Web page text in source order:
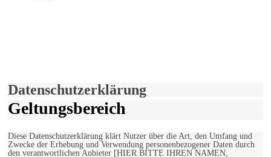
Datenschutzerklärung
Geltungsbereich
Diese Datenschutzerklärung klärt Nutzer über die Art, den Umfang und
Zwecke der Erhebung und Verwendung personenbezogener Daten durch
den verantwortlichen Anbieter [HIER BITTE IHREN NAMEN,